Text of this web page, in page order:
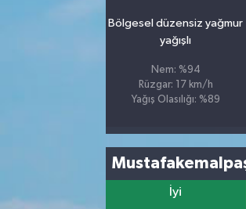
Bölgesel düzensiz yağmur
yağışlı
Nem: %94
Rüzgar: 17 km/h
Yağış Olasılığı: %89
İyi